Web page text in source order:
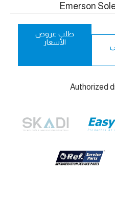
Emerson
طلب عروض
الأسعار
Authorized